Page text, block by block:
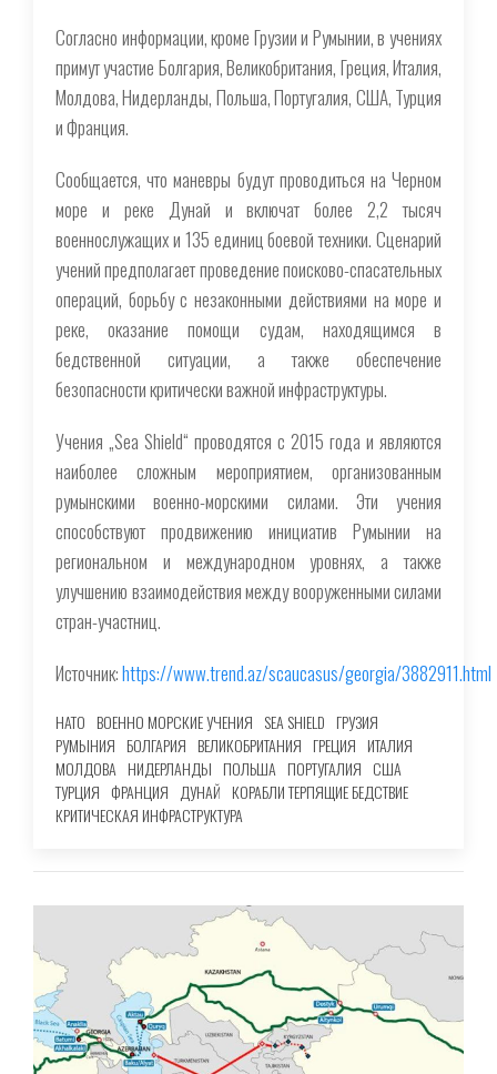
Согласно информации, кроме Грузии и Румынии, в учениях
примут участие Болгария, Великобритания, Греция, Италия,
Молдова, Нидерланды, Польша, Португалия, США, Турция
и Франция.
Сообщается, что маневры будут проводиться на Черном
море и реке Дунай и включат более 2,2 тысяч
военнослужащих и 135 единиц боевой техники. Сценарий
учений предполагает проведение поисково-спасательных
операций, борьбу с незаконными действиями на море и
реке, оказание помощи судам, находящимся в
бедственной ситуации, а также обеспечение
безопасности критически важной инфраструктуры.
Учения „Sea Shield“ проводятся с 2015 года и являются
наиболее сложным мероприятием, организованным
румынскими военно-морскими силами. Эти учения
способствуют продвижению инициатив Румынии на
региональном и международном уровнях, а также
улучшению взаимодействия между вооруженными силами
стран-участниц.
Источник:https://www.trend.az/scaucasus/georgia/3882911.html
НАТО ВОЕННО МОРСКИЕ УЧЕНИЯ SEA SHIELD ГРУЗИЯ
РУМЫНИЯ БОЛГАРИЯ ВЕЛИКОБРИТАНИЯ ГРЕЦИЯ ИТАЛИЯ
МОЛДОВА НИДЕРЛАНДЫ ПОЛЬША ПОРТУГАЛИЯ США
ТУРЦИЯ ФРАНЦИЯ ДУНАЙ КОРАБЛИ ТЕРПЯЩИЕ БЕДСТВИЕ
КРИТИЧЕСКАЯ ИНФРАСТРУКТУРА